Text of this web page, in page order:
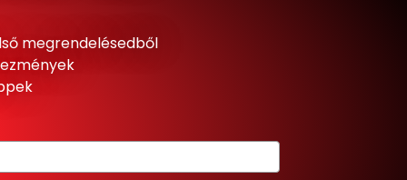
megrendelésedből